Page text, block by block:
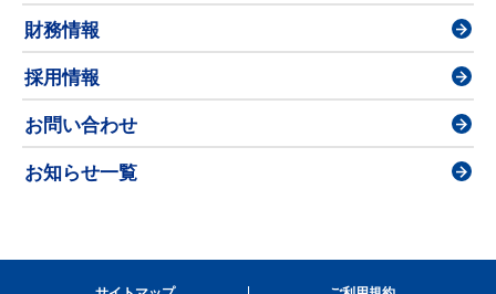
財務情報
採用情報
お問い合わせ
お知らせ一覧